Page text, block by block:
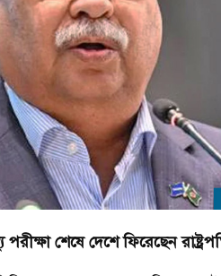
শেষে দেশে ফিরেছেন